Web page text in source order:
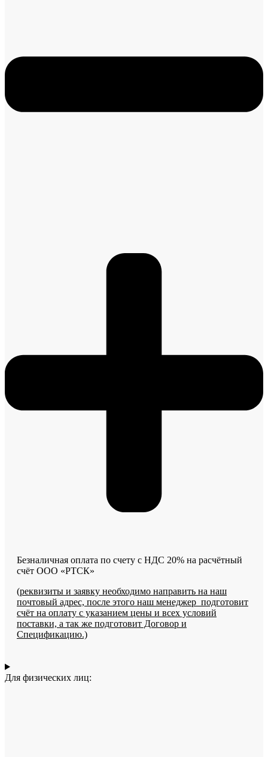
Безналичная оплата по счету с НДС 20% на расчётный
счёт ООО «РТСК»
(реквизиты и заявку необходимо направить на наш
почтовый адрес, после этого наш менеджер подготовит
счёт на оплату с указанием цены и всех условий
поставки, а так же подготовит Договор и
Спецификацию.)
Для физических лиц: